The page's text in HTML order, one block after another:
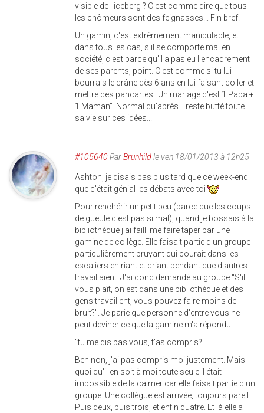
visible de l'iceberg ? C'est comme dire que tous
les chômeurs sont des feignasses... Fin bref.
Un gamin, c'est extrêmement manipulable, et
dans tous les cas, s'il se comporte mal en
société, c'est parce qu'il a pas eu l'encadrement
de ses parents, point. C'est comme si tu lui
bourrais le crâne dès 6 ans en lui faisant coller et
mettre des pancartes "Un mariage c'est 1 Papa +
1 Maman". Normal qu'après il reste butté toute
sa vie sur ces idées...
#105640 ParBrunhildle ven 18/01/2013 à 12h25
Ashton, je disais pas plus tard que ce week-end
que c'était génial les débats avec toi
Pour renchérir un petit peu (parce que les coups
de gueule c'est pas si mal), quand je bossais à la
bibliothèque j'ai failli me faire taper par une
gamine de collège. Elle faisait partie d'un groupe
particulièrement bruyant qui courait dans les
escaliers en riant et criant pendant que d'autres
travaillaient. J'ai donc demandé au groupe "S'il
vous plaît, on est dans une bibliothèque et des
gens travaillent, vous pouvez faire moins de
bruit?". Je parie que personne d'entre vous ne
peut deviner ce que la gamine m'a répondu:
"tu me dis pas vous, t'as compris?"
Ben non, j'ai pas compris moi justement. Mais
quoi qu'il en soit à moi toute seule il était
impossible de la calmer car elle faisait partie d'un
groupe. Une collègue est arrivée, toujours pareil.
Puis deux, puis trois, et enfin quatre. Et là elle a